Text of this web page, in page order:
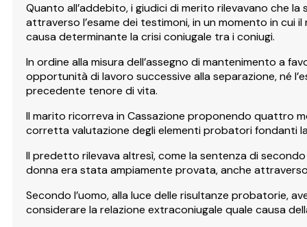
Quanto all’addebito, i giudici di merito rilevavano che
attraverso l’esame dei testimoni, in un momento in
causa determinante la crisi coniugale tra i coniugi.
In ordine alla misura dell’assegno di mantenimento a
opportunità di lavoro successive alla separazione, né
precedente tenore di vita.
Il marito ricorreva in Cassazione proponendo quattro
corretta valutazione degli elementi probatori fondanti
Il predetto rilevava altresì, come la sentenza di
donna era stata ampiamente provata, anche
Secondo l’uomo, alla luce delle risultanze probatorie,
considerare la relazione extraconiugale quale causa